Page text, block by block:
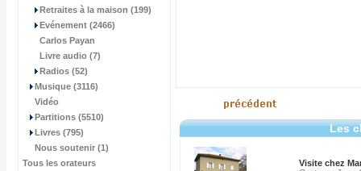
Retraites à la maison (199)
Evénement (2466)
Carlos Payan
Livre audio (7)
Radios (52)
Musique (3116)
Vidéo
Partitions (5510)
Livres (795)
Nous soutenir (1)
Tous les orateurs
Les
Visite chez